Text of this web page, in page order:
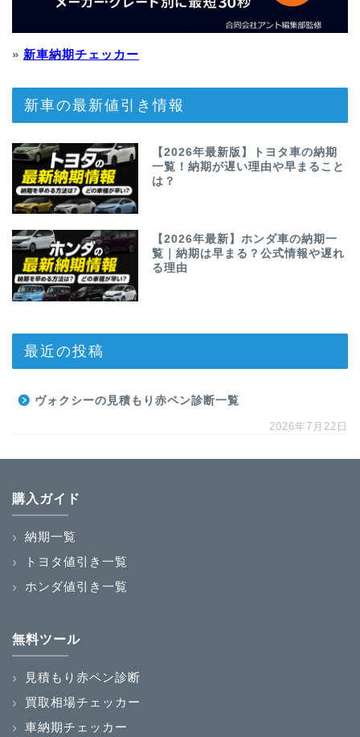
» 新車納期チェッカー
新車の最新値引き情報
【2026年最新版】トヨタ車の納期
一覧！納期が遅い理由や早まること
は？
【2026年最新】ホンダ車の納期一
覧｜納期は早まる？公式情報や遅れ
る理由
最近の投稿
ヴォクシーの見積もり赤ペン診断一覧
2026年7月22日
購入ガイド
納期一覧
トヨタ値引き一覧
ホンダ値引き一覧
無料ツール
見積もり赤ペン診断
買取相場チェッカー
車納期チェッカー